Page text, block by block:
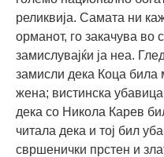
реликвија. Самата ни
орманот, го закачува во
замислувајќи ја неа.
замисли дека Коца била
жена; вистинска
дека со Никола Карев
читала дека и тој бил
свршенички прстен и